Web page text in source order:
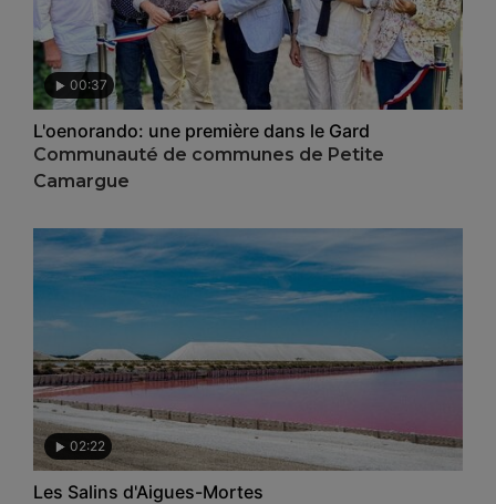
00:37
L'oenorando: une première dans le Gard
Communauté de communes de Petite
Camargue
02:22
Les Salins d'Aigues-Mortes